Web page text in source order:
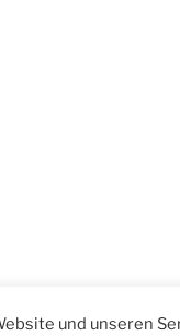
und unseren